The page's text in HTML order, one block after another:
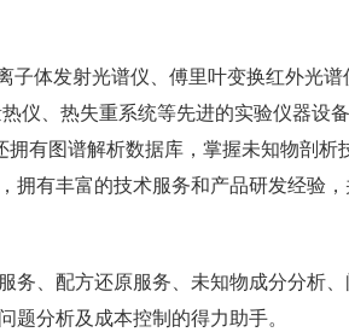
子体发射光谱仪、傅里叶变换红外光
仪、热失重系统等先进的实验仪器设
拥有图谱解析数据库，掌握未知物剖
拥有丰富的技术服务和产品研发经验
务、配方还原服务、未知物成分分析
分析及成本控制的得力助手。